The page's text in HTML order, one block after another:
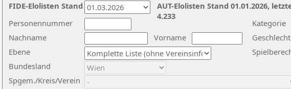
Nachname
Vorname
Ebene
Kategorie
Personennummer
Bundesland
Spgem./Kreis/Verein
Geschlecht
AUT-Elolisten Stand 01.01.2026,
4.233
FIDE-Elolisten Stand